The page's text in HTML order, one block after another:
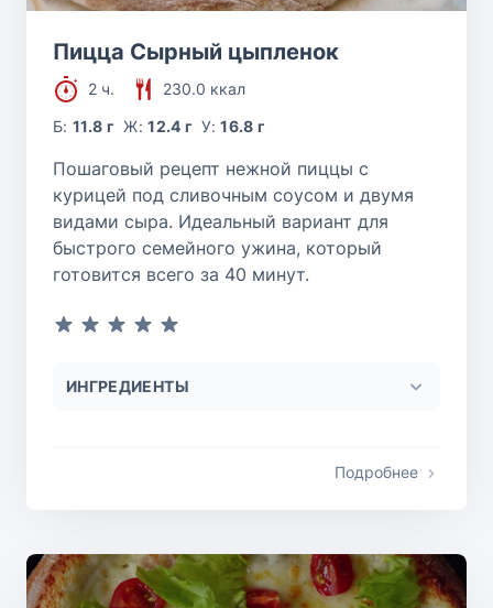
Пицца Сырный цыпленок
2 ч.
230.0 ккал
Б:11.8 г Ж:12.4 г У:16.8 г
Пошаговый рецепт нежной пиццы с
курицей под сливочным соусом и двумя
видами сыра. Идеальный вариант для
быстрого семейного ужина, который
готовится всего за 40 минут.
ИНГРЕДИЕНТЫ
Подробнее